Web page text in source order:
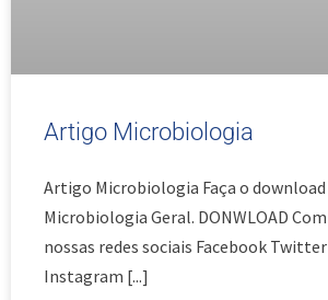
Artigo Microbiologia
Artigo Microbiologia Faça o
Microbiologia Geral. DONWLOAD
nossas redes sociais Facebook
Instagram [...]